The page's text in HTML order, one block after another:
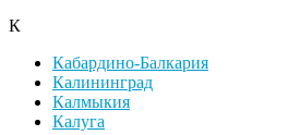
К
Кабардино-Балкария
Калининград
Калмыкия
Калуга